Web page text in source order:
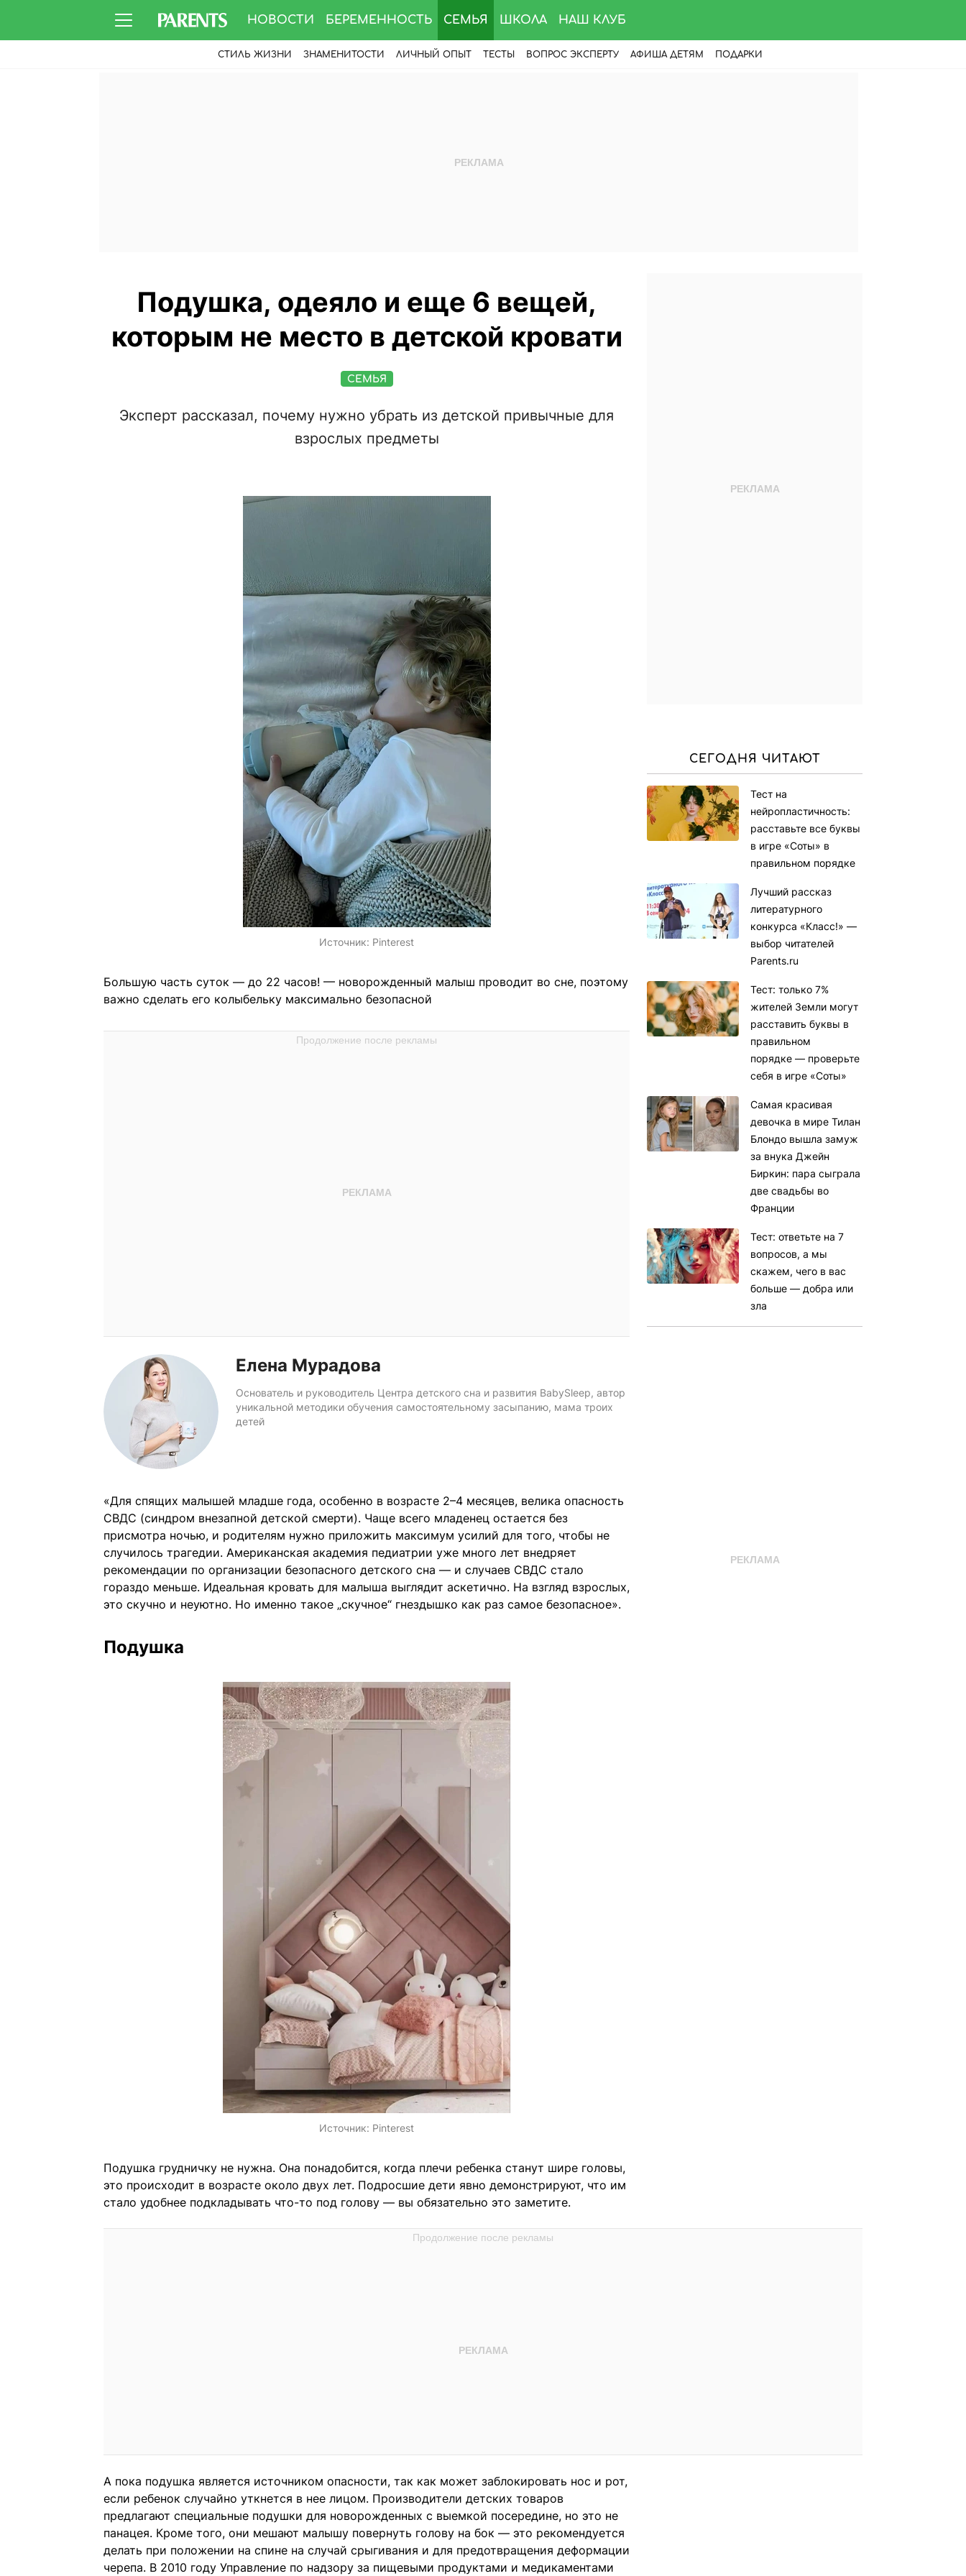
НОВОСТИ БЕРЕМЕННОСТЬ СЕМЬЯ ШКОЛА НАШ КЛУБ
СТИЛЬ ЖИЗНИ ЗНАМЕНИТОСТИ ЛИЧНЫЙ ОПЫТ ТЕСТЫ ВОПРОС ЭКСПЕРТУ АФИША ДЕТЯМ ПОДАРКИ
Подушка, одеяло и еще 6 вещей,
которым не место в детской кровати
СЕМЬЯ
Эксперт рассказал, почему нужно убрать из детской привычные для
взрослых предметы
Источник: Pinterest
Большую часть суток — до 22 часов! — новорожденный малыш проводит во сне, поэтому
важно сделать его колыбельку максимально безопасной
Елена Мурадова
Основатель и руководитель Центра детского сна и развития BabySleep, автор
уникальной методики обучения самостоятельному засыпанию, мама троих
детей
«Для спящих малышей младше года, особенно в возрасте 2–4 месяцев, велика опасность
СВДС (синдром внезапной детской смерти). Чаще всего младенец остается без
присмотра ночью, и родителям нужно приложить максимум усилий для того, чтобы не
случилось трагедии. Американская академия педиатрии уже много лет внедряет
рекомендации по организации безопасного детского сна — и случаев СВДС стало
гораздо меньше. Идеальная кровать для малыша выглядит аскетично. На взгляд взрослых,
это скучно и неуютно. Но именно такое „скучное“ гнездышко как раз самое безопасное».
Подушка
Источник: Pinterest
Подушка грудничку не нужна. Она понадобится, когда плечи ребенка станут шире головы,
это происходит в возрасте около двух лет. Подросшие дети явно демонстрируют, что им
стало удобнее подкладывать что-то под голову — вы обязательно это заметите.
А пока подушка является источником опасности, так как может заблокировать нос и рот,
если ребенок случайно уткнется в нее лицом. Производители детских товаров
предлагают специальные подушки для новорожденных с выемкой посередине, но это не
панацея. Кроме того, они мешают малышу повернуть голову на бок — это рекомендуется
делать при положении на спине на случай срыгивания и для предотвращения деформации
черепа. В 2010 году Управление по надзору за пищевыми продуктами и медикаментами
СЕГОДНЯ ЧИТАЮТ
Тест на
нейропластичность:
расставьте все буквы
в игре «Соты» в
правильном порядке
Лучший рассказ
литературного
конкурса «Класс!» —
выбор читателей
Parents.ru
Тест: только 7%
жителей Земли могут
расставить буквы в
правильном
порядке — проверьте
себя в игре «Соты»
Самая красивая
девочка в мире Тилан
Блондо вышла замуж
за внука Джейн
Биркин: пара сыграла
две свадьбы во
Франции
Тест: ответьте на 7
вопросов, а мы
скажем, чего в вас
больше — добра или
зла